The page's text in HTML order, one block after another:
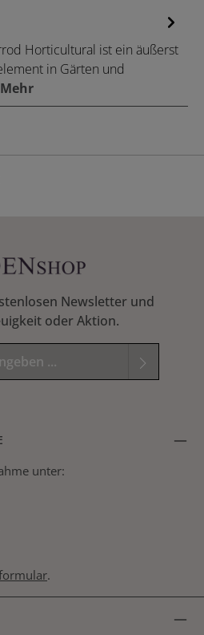
Horticultural ist ein äußerst
in Gärten und
Mehr
Newsletter und
oder Aktion.
die
der Gleichung in das
unter:
.